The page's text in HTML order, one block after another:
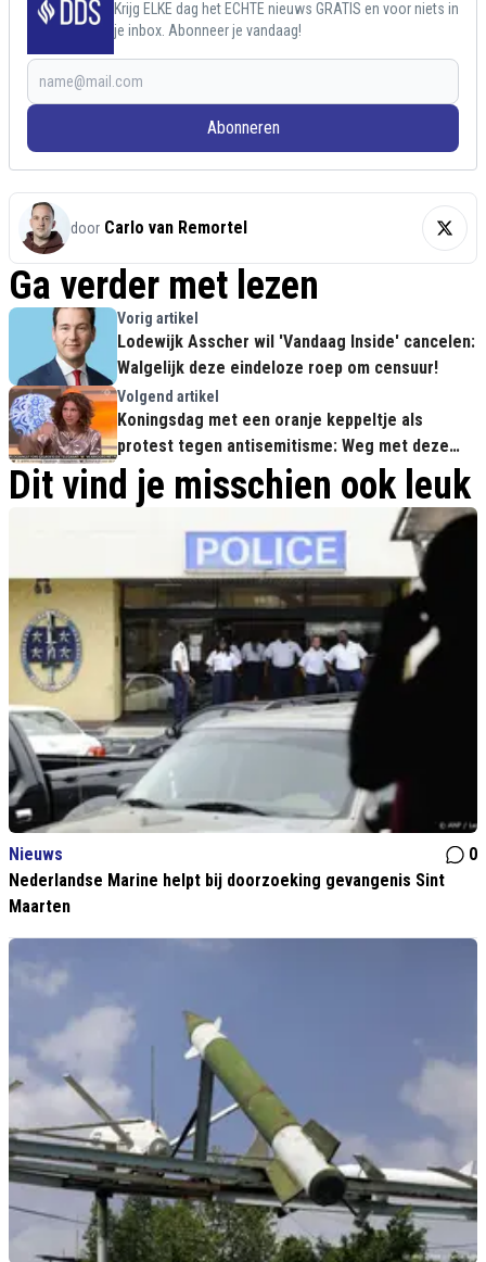
Krijg ELKE dag het ECHTE nieuws GRATIS en voor niets in
je inbox. Abonneer je vandaag!
Abonneren
door Carlo van Remortel
Ga verder met lezen
Vorig artikel
Lodewijk Asscher wil 'Vandaag Inside' cancelen:
Walgelijk deze eindeloze roep om censuur!
Volgend artikel
Koningsdag met een oranje keppeltje als
protest tegen antisemitisme: Weg met deze
symboolpolitiek!
Dit vind je misschien ook leuk
Nieuws
0
Nederlandse Marine helpt bij doorzoeking gevangenis Sint
Maarten